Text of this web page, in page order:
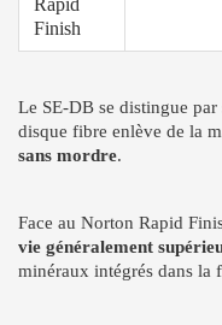
Rapid
Finish
Le SE-DB se distingue par
disque fibre enlève de la
sans mordre.
Face au Norton Rapid
vie généralement
minéraux intégrés dans la